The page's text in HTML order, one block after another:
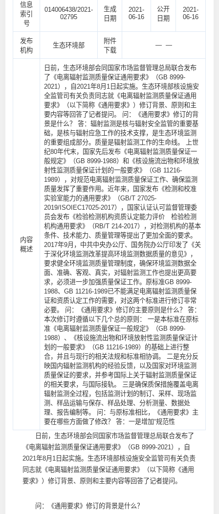
信息
索引
号
014006438/2021-
02795
生成
日期
2021-
06-16
公开
日期
2021-
06-16
发布
机构
生态环境部
附件
下载
— —
内容
概述
日前，生态环境部会同国家市场监督管理总局联合发布
了《电离辐射监测质量保证通用要求》（GB 8999-
2021），自2021年8月1日起实施。生态环境部核设施安
全监管司有关负责同志就《电离辐射监测质量保证通用
要求》（以下简称《通用要求》）修订背景、原则和主
要内容等回答了记者提问。 问：《通用要求》修订的背
景是什么？ 答：辐射监测是核与辐射安全监管的重要基
础，是核与辐射应急工作的技术支撑，是生态环境监测
的重要组成部分。质量是辐射监测工作的生命线。 上世
纪80年代末，国家先后发布《电离辐射监测质量保证一
般规定》（GB 8999-1988）和《核设施流出物和环境放
射性监测质量保证计划的一般要求》（GB 11216-
1989），对规范电离辐射监测质量保证工作、确保监测
质量发挥了重要作用。近年来，国家发布《检测和校准
实验室能力的通用要求》（GB/T 27025-
2019/ISOIEC17025-2017），国家认证认可监督管理委
员会发布《检验检测机构资质认定能力评价 检验检测
机构通用要求》（RB/T 214-2017），对检测机构的基本
条件、技术能力、质量管理等提出了更加全面的要求。
2017年9月，中共中央办公厅、国务院办公厅印发了《关
于深化环境监测改革提高环境监测数据质量的意见》，
要求健全环境监测质量管理制度，确保环境监测数据全
面、准确、客观、真实，对辐射监测工作也提出更高要
求，必须进一步加强质量保证工作。原标准GB 8999-
1988、GB 11216-1989已不能满足电离辐射监测质量保
证和资质认定工作的需要，对这两个标准进行修订非常
必要。 问：《通用要求》修订的主要原则是什么？ 答：
本次修订时遵循以下几个总的原则： 一是本标准在原标
准《电离辐射监测质量保证一般规定》（GB 8999-
1988）、《核设施流出物和环境放射性监测质量保证计
划的一般要求》（GB 11216-1989）的基础上进行整
合，并且与现行的相关法规和标准相协调。 二是充分反
映国内辐射监测机构的经验反馈，以及国家对环境监测
质量保证的要求，并参考国际上关于辐射监测质量保证
的相关要求，与国际接轨。 三是确保质保措施覆盖电离
辐射监测全过程，包括监测计划的制订、采样、现场监
测、样品运输与保存、样品处理、分析测量、数据处
理、报告编制等。 问：与原标准相比，《通用要求》主
要在哪些方面做了修改？ 答：一是增加“规范性
日前，生态环境部会同国家市场监督管理总局联合发布了
《电离辐射监测质量保证通用要求》（GB 8999-2021），自
2021年8月1日起实施。生态环境部核设施安全监管司有关负责
同志就《电离辐射监测质量保证通用要求》（以下简称《通用
要求》）修订背景、原则和主要内容等回答了记者提问。
问：《通用要求》修订的背景是什么？